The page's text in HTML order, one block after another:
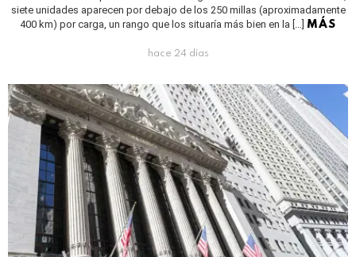
siete unidades aparecen por debajo de los 250 millas (aproximadamente
400 km) por carga, un rango que los situaría más bien en la […]
MÁS
hace 24 días